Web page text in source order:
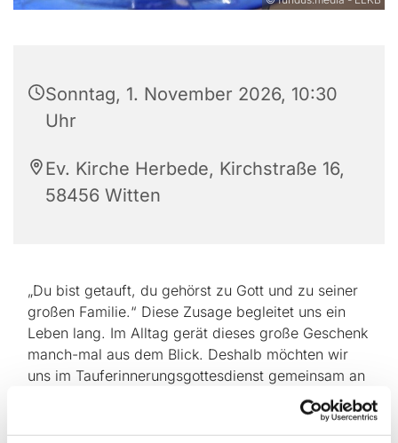
Sonntag, 1. November 2026, 10:30
Uhr
Ev. Kirche Herbede, Kirchstraße 16,
58456 Witten
„Du bist getauft, du gehörst zu Gott und zu seiner
großen Familie.“ Diese Zusage begleitet uns ein
Leben lang. Im Alltag gerät dieses große Geschenk
manch-mal aus dem Blick. Deshalb möchten wir
uns im Tauferinnerungsgottesdienst gemeinsam an
Gottes Versprechen erinnern und uns seiner Nähe